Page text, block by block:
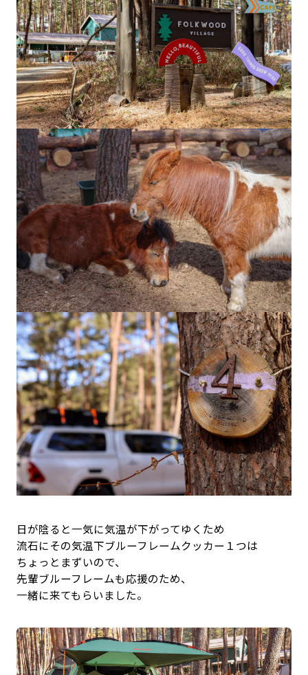
日が陰ると一気に気温が下がってゆくため
流石にその気温下ブルーフレームクッカー１つは
ちょっとまずいので、
先輩ブルーフレームも応援のため、
一緒に来てもらいました。